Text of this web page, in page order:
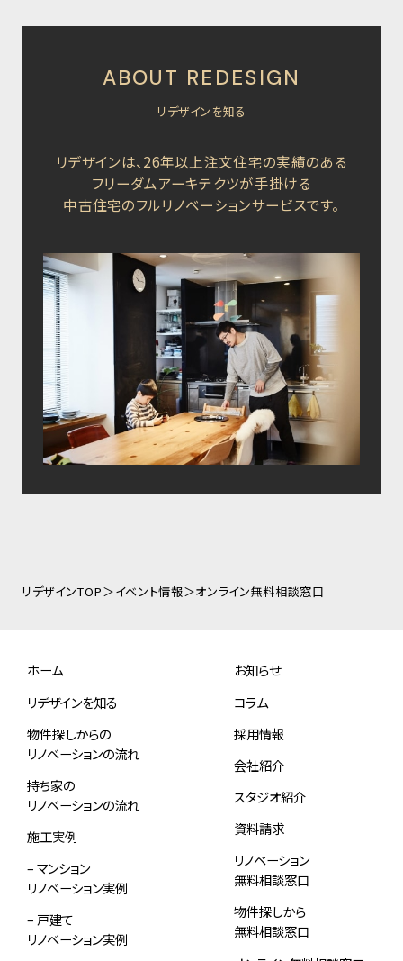
ABOUT REDESIGN
リデザインを知る
リデザインは、26年以上注文住宅の実績のある
フリーダムアーキテクツが手掛ける
中古住宅のフルリノベーションサービスです。
リデザインTOP イベント情報 オンライン無料相談窓口
ホーム
リデザインを知る
物件探しからの
リノベーションの流れ
持ち家の
リノベーションの流れ
施工実例
– マンション
リノベーション実例
– 戸建て
リノベーション実例
お知らせ
コラム
採用情報
会社紹介
スタジオ紹介
資料請求
リノベーション
無料相談窓口
物件探しから
無料相談窓口